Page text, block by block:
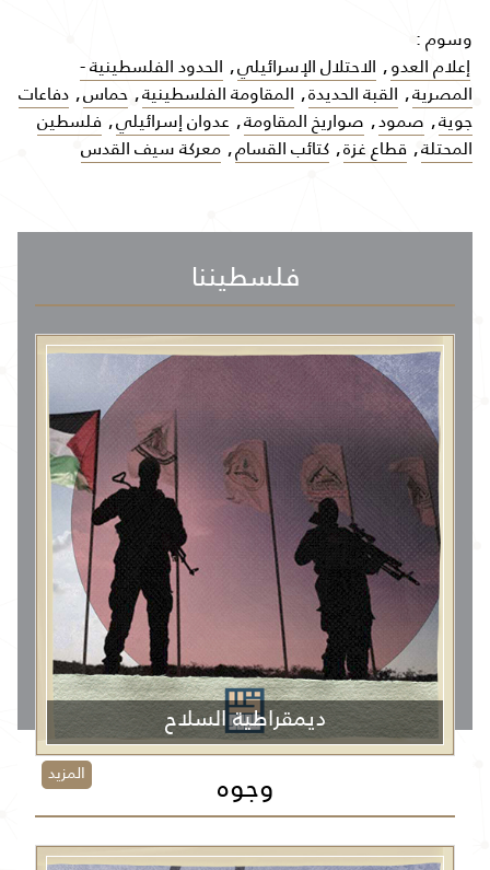
وسوم :
إعلام العدو, الاحتلال الإسرائيلي, الحدود الفلسطينية -
المصرية, القبة الحديدة, المقاومة الفلسطينية, حماس, دفاعات
جوية, صمود, صواريخ المقاومة, عدوان إسرائيلي, فلسطين
المحتلة, قطاع غزة, كتائب القسام, معركة سيف القدس
فلسطيننا
ديمقراطية السلاح
المزيد وجوه